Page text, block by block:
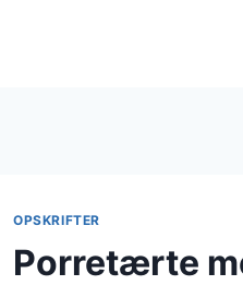
OPSKRIFTER
Porretærte